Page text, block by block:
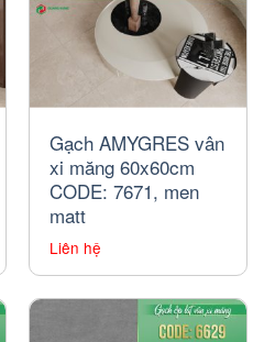
Gạch AMYGRES vân
xi măng 60x60cm
CODE: 7671, men
matt
Liên hệ